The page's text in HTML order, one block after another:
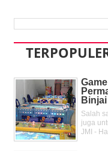
Binjai
Salah
juga
JMI -